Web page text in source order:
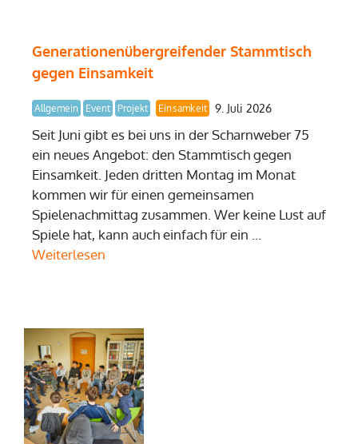
Generationenübergreifender Stammtisch
gegen Einsamkeit
Allgemein Event Projekt Einsamkeit 9. Juli 2026
Seit Juni gibt es bei uns in der Scharnweber 75
ein neues Angebot: den Stammtisch gegen
Einsamkeit. Jeden dritten Montag im Monat
kommen wir für einen gemeinsamen
Spielenachmittag zusammen. Wer keine Lust auf
Spiele hat, kann auch einfach für ein …
Weiterlesen